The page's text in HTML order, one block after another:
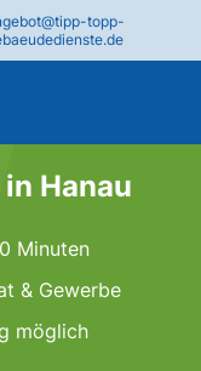
topp-
Hanau
Minuten
& Gewerbe
möglich